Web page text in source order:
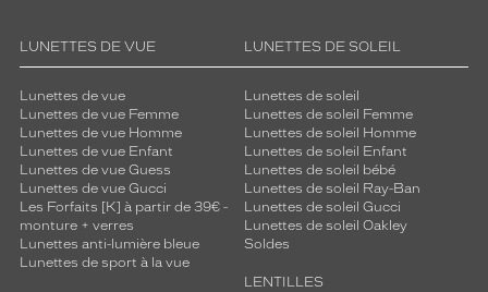
LUNETTES DE VUE
Lunettes de vue
Lunettes de vue Femme
Lunettes de vue Homme
Lunettes de vue Enfant
Lunettes de vue Guess
Lunettes de vue Gucci
Les Forfaits [K] à partir de 39€ -
monture + verres
Lunettes anti-lumière bleue
Lunettes de sport à la vue
LUNETTES DE SOLEIL
Lunettes de soleil
Lunettes de soleil Femme
Lunettes de soleil Homme
Lunettes de soleil Enfant
Lunettes de soleil bébé
Lunettes de soleil Ray-Ban
Lunettes de soleil Gucci
Lunettes de soleil Oakley
Soldes
LENTILLES